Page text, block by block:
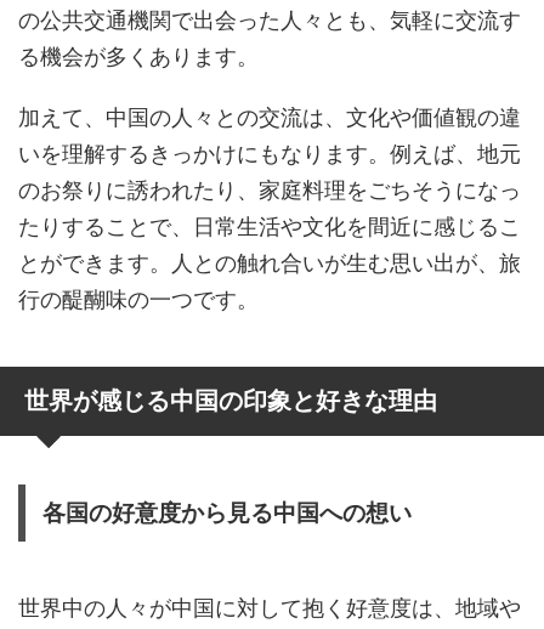
の公共交通機関で出会った人々とも、気軽に交流す
る機会が多くあります。
加えて、中国の人々との交流は、文化や価値観の違
いを理解するきっかけにもなります。例えば、地元
のお祭りに誘われたり、家庭料理をごちそうになっ
たりすることで、日常生活や文化を間近に感じるこ
とができます。人との触れ合いが生む思い出が、旅
行の醍醐味の一つです。
世界が感じる中国の印象と好きな理由
各国の好意度から見る中国への想い
世界中の人々が中国に対して抱く好意度は、地域や